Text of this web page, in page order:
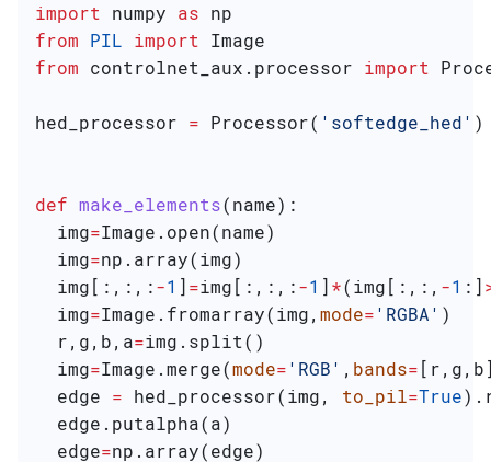
import numpy as np
from PIL import Image
from controlnet_aux.processor import
hed_processor = Processor( 'softedge_hed' )
def make_elements(name):
  img
=Image.open(name)
  img
=np.array(img)
  img[:,:,:
-1 ] =img[:,:,:-1 ] *(img[:,:, -1 :]
  img
=Image.fromarray(img, mode='RGBA' )
  r,g,b,a
=img.split()
  img
=Image.merge(mode='RGB' , bands=
  edge
= hed_processor(img, to_pil=True
  edge.putalpha(a)
  edge
=np.array(edge)